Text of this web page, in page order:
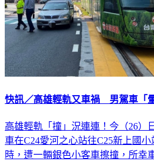
快訊／高雄輕軌又車禍 男駕車「
高雄輕軌「撞」況連連！今（26）
車在C24愛河之心站往C25新上國
時，遭一輛銀色小客車擦撞，所幸